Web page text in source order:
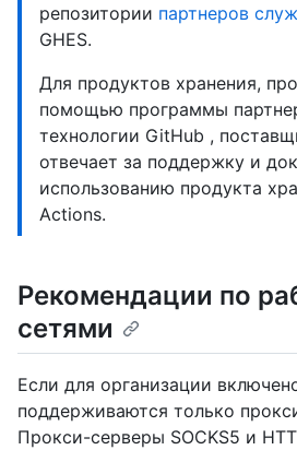
репозитории партнеров
GHES.
Для продуктов хранения,
помощью программы
технологии GitHub ,
отвечает за поддержку и
использованию продукта
Actions.
Рекомендации по
сетями
Если для организации
поддерживаются только
Прокси-серверы SOCKS5 и